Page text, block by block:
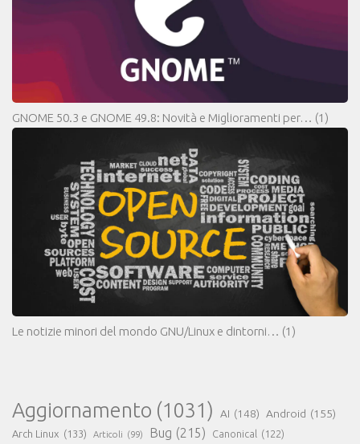
GNOME 50.3 e GNOME 49.8: Novità e Miglioramenti per… (1)
Le notizie minori del mondo GNU/Linux e dintorni… (1)
Aggiornamento (1031) AI (148) Android (155)
Arch Linux (133) Articoli (99) Bug (215) Canonical (122)